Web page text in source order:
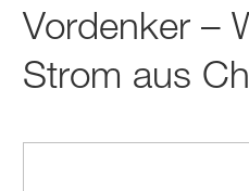
Vordenker –
Strom aus